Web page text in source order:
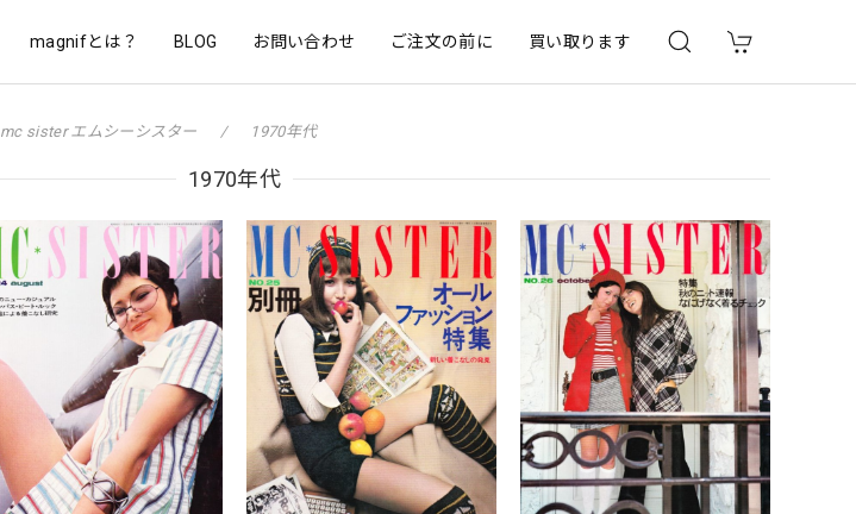
magnifとは？ BLOG お問い合わせ ご注文の前に 買い取ります
mc sister エムシーシスター 1970年代
1970年代